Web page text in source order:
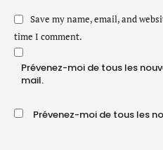
Save my name, email, and
time I comment.
Prévenez-moi de tous les
mail.
Prévenez-moi de tous les